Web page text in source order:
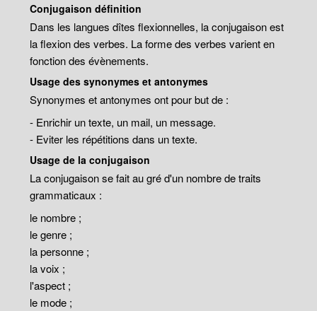
Conjugaison définition
Dans les langues dîtes flexionnelles, la conjugaison est
la flexion des verbes. La forme des verbes varient en
fonction des évènements.
Usage des synonymes et antonymes
Synonymes et antonymes ont pour but de :
- Enrichir un texte, un mail, un message.
- Eviter les répétitions dans un texte.
Usage de la conjugaison
La conjugaison se fait au gré d'un nombre de traits
grammaticaux :
le nombre ;
le genre ;
la personne ;
la voix ;
l'aspect ;
le mode ;